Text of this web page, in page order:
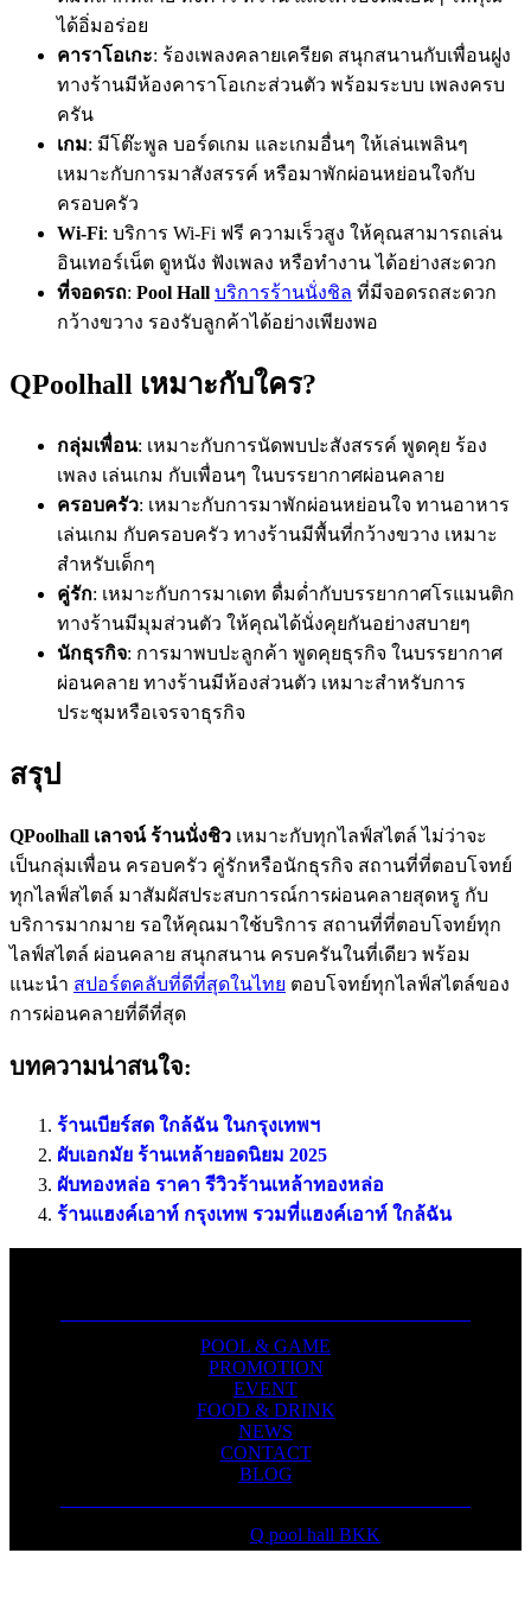
ได้อิ่มอร่อย
คาราโอเกะ: ร้องเพลงคลายเครียด สนุกสนานกับเพื่อนฝูง
ทางร้านมีห้องคาราโอเกะส่วนตัว พร้อมระบบ เพลงครบ
ครัน
เกม: มีโต๊ะพูล บอร์ดเกม และเกมอื่นๆ ให้เล่นเพลินๆ
เหมาะกับการมาสังสรรค์ หรือมาพักผ่อนหย่อนใจกับ
ครอบครัว
Wi-Fi: บริการ Wi-Fi ฟรี ความเร็วสูง ให้คุณสามารถเล่น
อินเทอร์เน็ต ดูหนัง ฟังเพลง หรือทำงาน ได้อย่างสะดวก
ที่จอดรถ: Pool Hall บริการร้านนั่งชิล ที่มีจอดรถสะดวก
กว้างขวาง รองรับลูกค้าได้อย่างเพียงพอ
QPoolhall เหมาะกับใคร?
กลุ่มเพื่อน: เหมาะกับการนัดพบปะสังสรรค์ พูดคุย ร้อง
เพลง เล่นเกม กับเพื่อนๆ ในบรรยากาศผ่อนคลาย
ครอบครัว: เหมาะกับการมาพักผ่อนหย่อนใจ ทานอาหาร
เล่นเกม กับครอบครัว ทางร้านมีพื้นที่กว้างขวาง เหมาะ
สำหรับเด็กๆ
คู่รัก: เหมาะกับการมาเดท ดื่มด่ำกับบรรยากาศโรแมนติก
ทางร้านมีมุมส่วนตัว ให้คุณได้นั่งคุยกันอย่างสบายๆ
นักธุรกิจ: การมาพบปะลูกค้า พูดคุยธุรกิจ ในบรรยากาศ
ผ่อนคลาย ทางร้านมีห้องส่วนตัว เหมาะสำหรับการ
ประชุมหรือเจรจาธุรกิจ
สรุป
QPoolhall เลาจน์ ร้านนั่งชิว เหมาะกับทุกไลฟ์สไตล์ ไม่ว่าจะ
เป็นกลุ่มเพื่อน ครอบครัว คู่รักหรือนักธุรกิจ สถานที่ที่ตอบโจทย์
ทุกไลฟ์สไตล์ มาสัมผัสประสบการณ์การผ่อนคลายสุดหรู กับ
บริการมากมาย รอให้คุณมาใช้บริการ สถานที่ที่ตอบโจทย์ทุก
ไลฟ์สไตล์ ผ่อนคลาย สนุกสนาน ครบครันในที่เดียว พร้อม
แนะนำ สปอร์ตคลับที่ดีที่สุดในไทย ตอบโจทย์ทุกไลฟ์สไตล์ของ
การผ่อนคลายที่ดีที่สุด
บทความน่าสนใจ:
ร้านเบียร์สด ใกล้ฉัน ในกรุงเทพฯ
ผับเอกมัย ร้านเหล้ายอดนิยม 2025
ผับทองหล่อ ราคา รีวิวร้านเหล้าทองหล่อ
ร้านแฮงค์เอาท์ กรุงเทพ รวมที่แฮงค์เอาท์ ใกล้ฉัน
POOL & GAME
PROMOTION
EVENT
FOOD & DRINK
NEWS
CONTACT
BLOG
Q pool hall BKK